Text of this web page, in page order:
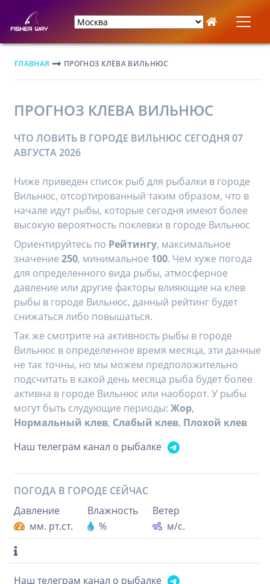
ГЛАВНАЯ ПРОГНОЗ КЛЁВА ВИЛЬНЮС
ПРОГНОЗ КЛЕВА ВИЛЬНЮС
ЧТО ЛОВИТЬ В ГОРОДЕ ВИЛЬНЮС СЕГОДНЯ 07
АВГУСТА 2026
Ниже приведен список рыб для рыбалки в городе
Вильнюс, отсортированный таким образом, что в
начале идут рыбы, которые сегодня имеют более
высокую вероятность поклевки в городе Вильнюс
Ориентируйтесь по Рейтингу, максимальное
значение 250, минимальное 100. Чем хуже погода
для определенного вида рыбы, атмосферное
давление или другие факторы влияющие на клев
рыбы в городе Вильнюс, данный рейтинг будет
снижаться либо повышаться.
Так же смотрите на активность рыбы в городе
Вильнюс в определенное время месяца, эти данные
не так точны, но мы можем предположительно
подсчитать в какой день месяца рыба будет более
активна в городе Вильнюс или наоборот. У рыбы
могут быть слудующие периоды: Жор,
Нормальный клев, Слабый клев, Плохой клев
Наш телеграм канал о рыбалке
ПОГОДА В ГОРОДЕ СЕЙЧАС
Давление
мм. рт.ст.
Влажность
%
Ветер
м/с.
Наш телеграм канал о рыбалке